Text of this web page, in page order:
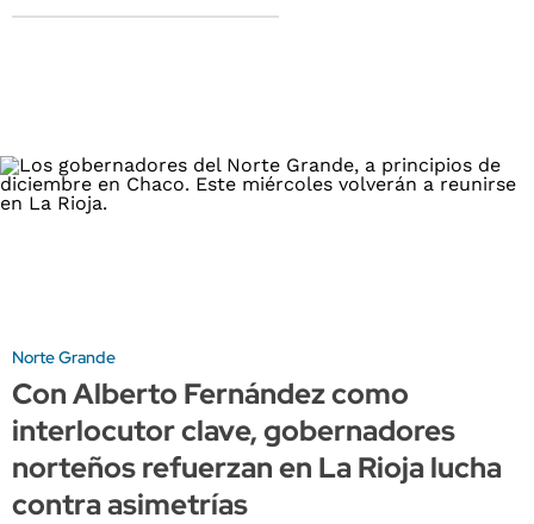
Norte Grande
Con Alberto Fernández como
interlocutor clave, gobernadores
norteños refuerzan en La Rioja lucha
contra asimetrías